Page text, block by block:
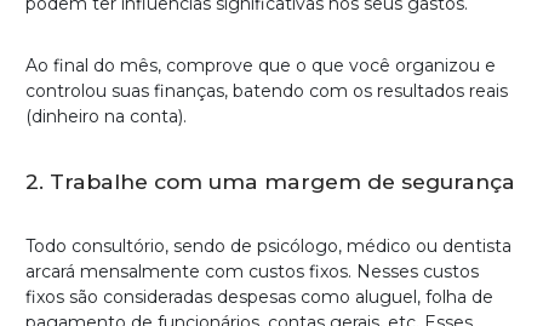
Ao final do mês, comprove que o que você organizou e
controlou suas finanças, batendo com os resultados reais
(dinheiro na conta).
2. Trabalhe com uma margem de segurança
Todo consultório, sendo de psicólogo, médico ou dentista
arcará mensalmente com custos fixos. Nesses custos
fixos são consideradas despesas como aluguel, folha de